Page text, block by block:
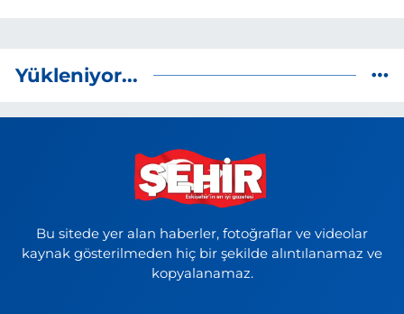
Yükleniyor...
Bu sitede yer alan haberler, fotoğraflar ve videolar
kaynak gösterilmeden hiç bir şekilde alıntılanamaz ve
kopyalanamaz.